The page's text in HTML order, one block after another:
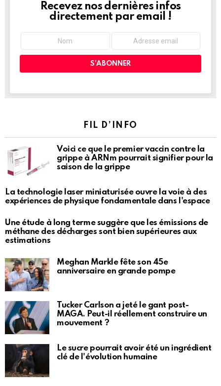
NEWSLETTER
Recevez nos dernières infos
directement par email !
FIL D’INFO
Voici ce que le premier vaccin contre la
grippe à ARNm pourrait signifier pour la
saison de la grippe
La technologie laser miniaturisée ouvre la voie à des
expériences de physique fondamentale dans l'espace
Une étude à long terme suggère que les émissions de
méthane des décharges sont bien supérieures aux
estimations
Meghan Markle fête son 45e
anniversaire en grande pompe
Tucker Carlson a jeté le gant post-
MAGA. Peut-il réellement construire un
mouvement ?
Le sucre pourrait avoir été un ingrédient
clé de l'évolution humaine